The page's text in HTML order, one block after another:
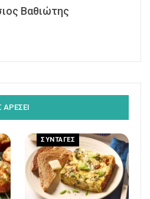
Βαθιώτης
ΑΡΕΣΕΙ
ΣΥΝΤΑΓΕΣ